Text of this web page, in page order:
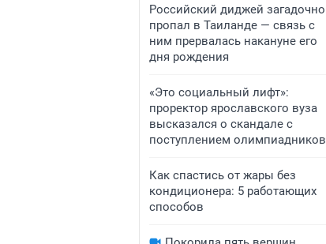
Российский диджей загадочно
пропал в Таиланде — связь с
ним прервалась накануне его
дня рождения
«Это социальный лифт»:
проректор ярославского вуза
высказался о скандале с
поступлением олимпиадников
Как спастись от жары без
кондиционера: 5 работающих
способов